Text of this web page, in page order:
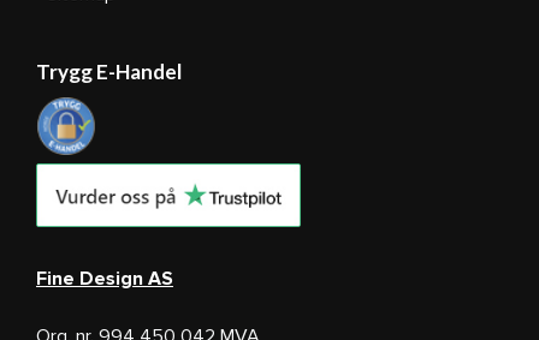
Trygg E-Handel
Fine Design AS